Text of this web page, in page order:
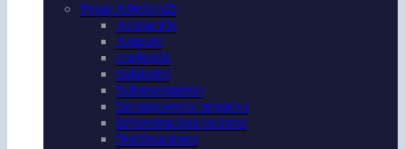
Penal Adjetivo⚖️
Acusación
Amparo
confesión
nulidades
Sobreseimiento
Incongruencia negativa
Infraestructura racional
Notificaciones